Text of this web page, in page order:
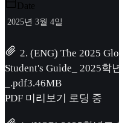
Date
2025년 3월 4일
2. (ENG) The 2025
Student's Guide_ 2025
_.pdf3.46MB
PDF 미리보기 로딩 중